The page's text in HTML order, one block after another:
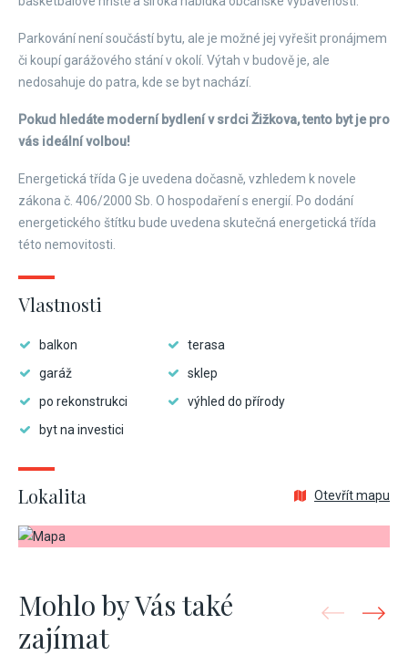
Parkování není součástí bytu, ale je možné jej vyřešit pronájmem
či koupí garážového stání v okolí. Výtah v budově je, ale
nedosahuje do patra, kde se byt nachází.
Pokud hledáte moderní bydlení v srdci Žižkova, tento byt je pro
vás ideální volbou!
Energetická třída G je uvedena dočasně, vzhledem k novele
zákona č. 406/2000 Sb. O hospodaření s energií. Po dodání
energetického štítku bude uvedena skutečná energetická třída
této nemovitosti.
Vlastnosti
balkon
terasa
garáž
sklep
po rekonstrukci
výhled do přírody
byt na investici
Lokalita Otevřít mapu
Mohlo by Vás také
zajímat